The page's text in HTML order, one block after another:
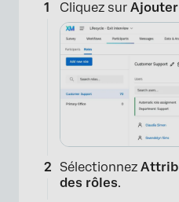
Cliquez sur
Sélectionnez
des rôles.